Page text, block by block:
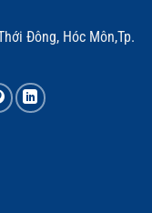
Đông, Hóc Môn,Tp.